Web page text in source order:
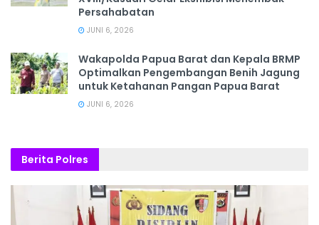
Persahabatan
JUNI 6, 2026
Wakapolda Papua Barat dan Kepala BRMP
Optimalkan Pengembangan Benih Jagung
untuk Ketahanan Pangan Papua Barat
JUNI 6, 2026
Berita Polres